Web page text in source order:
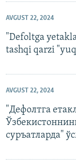
AVGUST 22, 2024
"Defoltga
tashqi qarzi
AVGUST 22, 2024
"Дефолтга
суръатларда"